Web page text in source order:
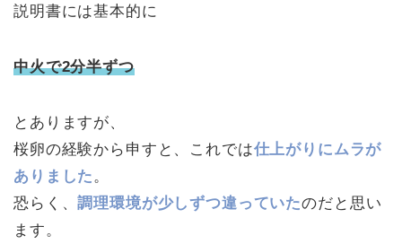
説明書には基本的に
中火で2分半ずつ
とありますが、
桜卵の経験から申すと、これでは仕上がりにムラが
ありました 。
恐らく、調理環境が少しずつ違っていたのだと思い
ます。